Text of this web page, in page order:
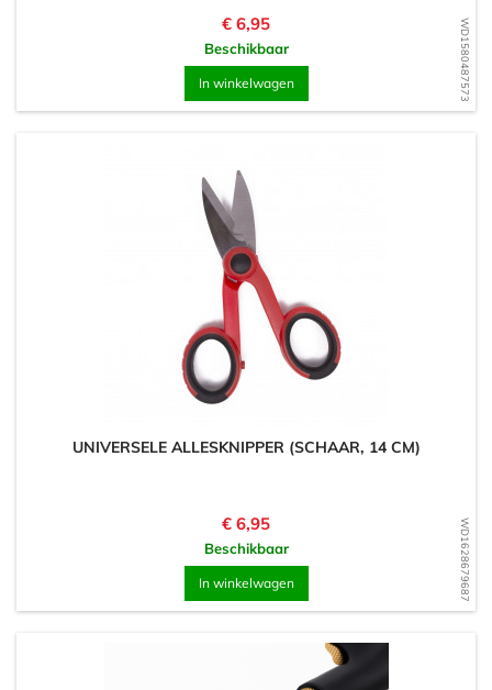
WD1580487573
Prijs
€ 6,95
Beschikbaar
In winkelwagen
WD1628679687
UNIVERSELE ALLESKNIPPER (SCHAAR, 14 CM)
Prijs
€ 6,95
Beschikbaar
In winkelwagen